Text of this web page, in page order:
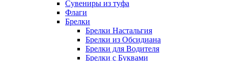
Сувениры из туфа
Флаги
Брелки
Брелки Настальгия
Брелки из Обсидиана
Брелки для Водителя
Брелки с Буквами